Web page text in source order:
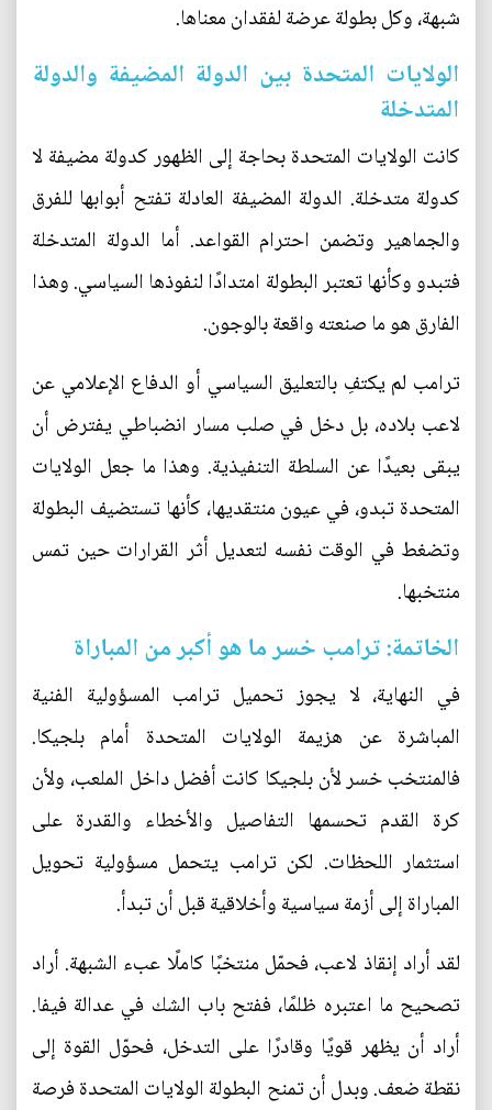
شبهة، وكل بطولة عرضة لفقدان معناها.
الولايات المتحدة بين الدولة المضيفة والدولة
المتدخلة
كانت الولايات المتحدة بحاجة إلى الظهور كدولة مضيفة لا
كدولة متدخلة. الدولة المضيفة العادلة تفتح أبوابها للفرق
والجماهير وتضمن احترام القواعد. أما الدولة المتدخلة
فتبدو وكأنها تعتبر البطولة امتدادًا لنفوذها السياسي. وهذا
الفارق هو ما صنعته واقعة بالوجون.
ترامب لم يكتفِ بالتعليق السياسي أو الدفاع الإعلامي عن
لاعب بلاده، بل دخل في صلب مسار انضباطي يفترض أن
يبقى بعيدًا عن السلطة التنفيذية. وهذا ما جعل الولايات
المتحدة تبدو، في عيون منتقديها، كأنها تستضيف البطولة
وتضغط في الوقت نفسه لتعديل أثر القرارات حين تمس
منتخبها.
الخاتمة: ترامب خسر ما هو أكبر من المباراة
في النهاية، لا يجوز تحميل ترامب المسؤولية الفنية
المباشرة عن هزيمة الولايات المتحدة أمام بلجيكا.
فالمنتخب خسر لأن بلجيكا كانت أفضل داخل الملعب، ولأن
كرة القدم تحسمها التفاصيل والأخطاء والقدرة على
استثمار اللحظات. لكن ترامب يتحمل مسؤولية تحويل
المباراة إلى أزمة سياسية وأخلاقية قبل أن تبدأ.
لقد أراد إنقاذ لاعب، فحمّل منتخبًا كاملًا عبء الشبهة. أراد
تصحيح ما اعتبره ظلمًا، ففتح باب الشك في عدالة فيفا.
أراد أن يظهر قويًا وقادرًا على التدخل، فحوّل القوة إلى
نقطة ضعف. وبدل أن تمنح البطولة الولايات المتحدة فرصة